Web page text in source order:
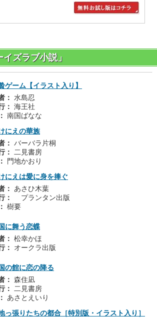
ズラブ小説」
ゲーム【イラスト入り】
： 水島忍
： 海王社
南国ばなな
にえの華族
： バーバラ片桐
： 二見書房
門地かおり
にえは愛に身を捧ぐ
： あさひ木葉
：
プランタン出版
樹要
に舞う恋蝶
： 松幸かほ
：
オークラ出版
の館に恋の降る
： 森住凪
： 二見書房
あさとえいり
っ張りたちの都合［特別版・イラスト入り］